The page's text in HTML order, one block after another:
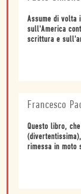
Assume di volta
sull'America
scrittura e
Francesco
Questo libro,
rimessa in moto